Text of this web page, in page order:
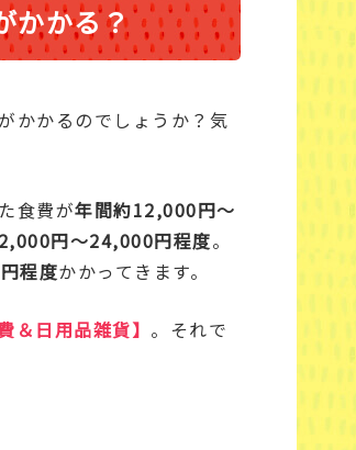
かかる？
かかるのでしょうか？気
食費が年間約12,000円～
円～24,000円程度。
程度かかってきます。
＆日用品雑貨】 。それで